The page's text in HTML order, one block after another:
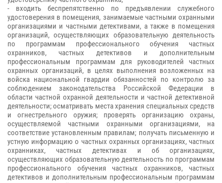
- входить беспрепятственно по предъявлении служебного
удостоверения в помещения, занимаемые частными охранными
организациями и частными детективами, а также в помещения
организаций, осуществляющих образовательную деятельность
по программам профессионального обучения частных
охранников, частных детективов и дополнительным
профессиональным программам для руководителей частных
охранных организаций, в целях выполнения возложенных на
войска национальной гвардии обязанностей по контролю за
соблюдением законодательства Российской Федерации в
области частной охранной деятельности и частной детективной
деятельности; осматривать места хранения специальных средств
и огнестрельного оружия; проверять организацию охраны,
осуществляемой частными охранными организациями, на
соответствие установленным правилам; получать письменную и
устную информацию о частных охранных организациях, частных
охранниках, частных детективах и об организациях,
осуществляющих образовательную деятельность по программам
профессионального обучения частных охранников, частных
детективов и дополнительным профессиональным программам